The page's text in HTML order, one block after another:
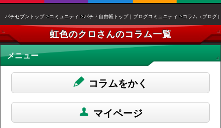
パチセブントップ コミュニティ パチ７自由帳トップ｜ブログコミュニティ コラム（ブログ
虹色のクロさんのコラム一覧
メニュー
コラムをかく
マイページ